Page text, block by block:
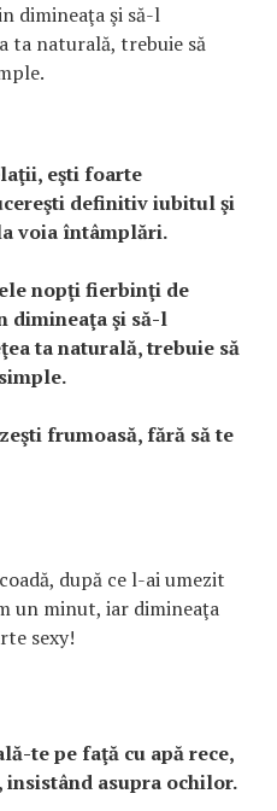
dimineaţa şi să-l
ta naturală, trebuie să
eşti foarte
definitiv iubitul şi
voia întâmplări.
nopţi fierbinţi de
dimineaţa şi să-l
ta naturală, trebuie să
frumoasă, fără să te
după ce l-ai umezit
un minut, iar dimineaţa
sexy!
te pe faţă cu apă rece,
asupra ochilor.